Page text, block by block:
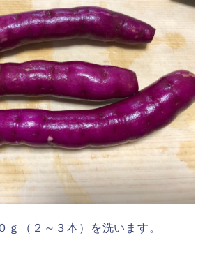
ｇ（２～３本）を洗います。